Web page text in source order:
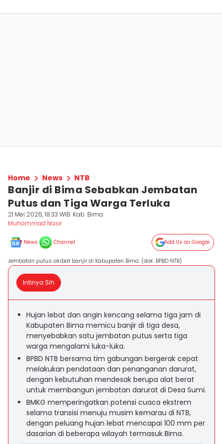
Home News NTB
Banjir di Bima Sebabkan Jembatan
Putus dan Tiga Warga Terluka
21 Mei 2026, 18:33 WIB Kab. Bima
Muhammad Nasir
News Channel Add Us on Google
Jembatan putus akibat banjir di Kabupaten Bima. (dok. BPBD NTB)
Intinya Sih
Hujan lebat dan angin kencang selama tiga jam di
Kabupaten Bima memicu banjir di tiga desa,
menyebabkan satu jembatan putus serta tiga
warga mengalami luka-luka.
BPBD NTB bersama tim gabungan bergerak cepat
melakukan pendataan dan penanganan darurat,
dengan kebutuhan mendesak berupa alat berat
untuk membangun jembatan darurat di Desa Sumi.
BMKG memperingatkan potensi cuaca ekstrem
selama transisi menuju musim kemarau di NTB,
dengan peluang hujan lebat mencapai 100 mm per
dasarian di beberapa wilayah termasuk Bima.